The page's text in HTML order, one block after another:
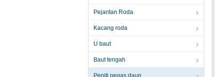
Pejantan Roda
Kacang roda
U baut
Baut tengah
Peniti pegas daun